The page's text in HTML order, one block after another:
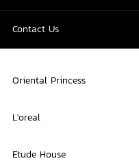
Contact Us
Oriental Princess
L'oreal
Etude House